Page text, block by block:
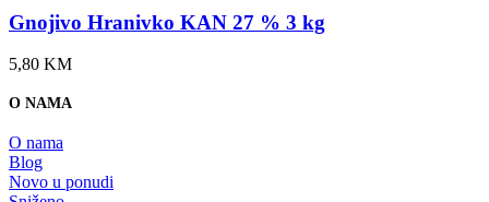
Gnojivo Hranivko KAN 27 % 3 kg
5,80 KM
O NAMA
O nama
Blog
Novo u ponudi